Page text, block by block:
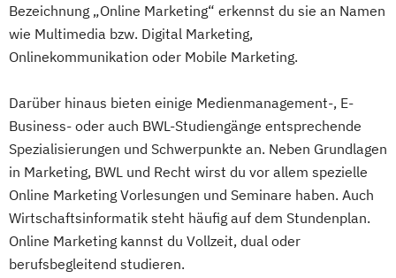
Bezeichnung „Online Marketing“ erkennst du sie an Namen
wie Multimedia bzw. Digital Marketing,
Onlinekommunikation oder Mobile Marketing.
Darüber hinaus bieten einige Medienmanagement-, E-
Business- oder auch BWL-Studiengänge entsprechende
Spezialisierungen und Schwerpunkte an. Neben Grundlagen
in Marketing, BWL und Recht wirst du vor allem spezielle
Online Marketing Vorlesungen und Seminare haben. Auch
Wirtschaftsinformatik steht häufig auf dem Stundenplan.
Online Marketing kannst du Vollzeit, dual oder
berufsbegleitend studieren.